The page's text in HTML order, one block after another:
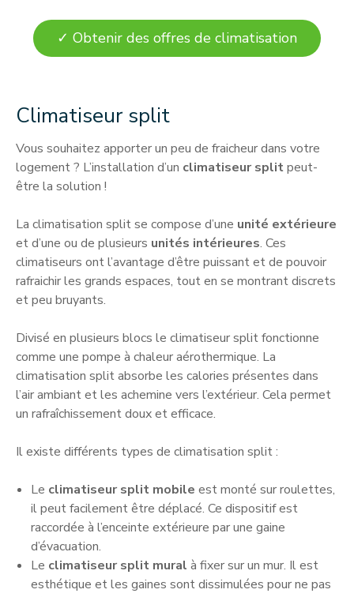
✓ Obtenir des offres de climatisation
Climatiseur split
Vous souhaitez apporter un peu de fraicheur dans votre
logement ? L’installation d’un climatiseur splitpeut-
être la solution !
La climatisation split se compose d’une unité extérieure
et d’une ou de plusieurs unités intérieures. Ces
climatiseurs ont l’avantage d’être puissant et de pouvoir
rafraichir les grands espaces, tout en se montrant discrets
et peu bruyants.
Divisé en plusieurs blocs le climatiseur split fonctionne
comme une pompe à chaleur aérothermique. La
climatisation split absorbe les calories présentes dans
l’air ambiant et les achemine vers l’extérieur. Cela permet
un rafraîchissement doux et efficace.
Il existe différents types de climatisation split :
Le climatiseur split mobile est monté sur roulettes,
il peut facilement être déplacé. Ce dispositif est
raccordée à l’enceinte extérieure par une gaine
d’évacuation.
Le climatiseur split mural à fixer sur un mur. Il est
esthétique et les gaines sont dissimulées pour ne pas